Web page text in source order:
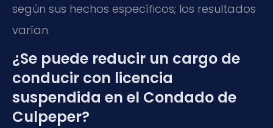
según sus hechos específicos; los resultados
varían.
¿Se puede reducir un cargo de
conducir con licencia
suspendida en el Condado de
Culpeper?